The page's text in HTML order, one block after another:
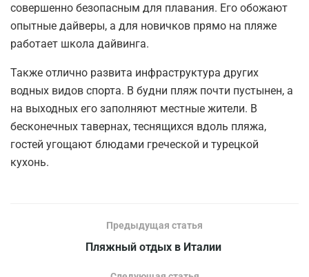
совершенно безопасным для плавания. Его обожают
опытные дайверы, а для новичков прямо на пляже
работает школа дайвинга.
Также отлично развита инфраструктура других
водных видов спорта. В будни пляж почти пустынен, а
на выходных его заполняют местные жители. В
бесконечных тавернах, теснящихся вдоль пляжа,
гостей угощают блюдами греческой и турецкой
кухонь.
Предыдущая статья
Пляжный отдых в Италии